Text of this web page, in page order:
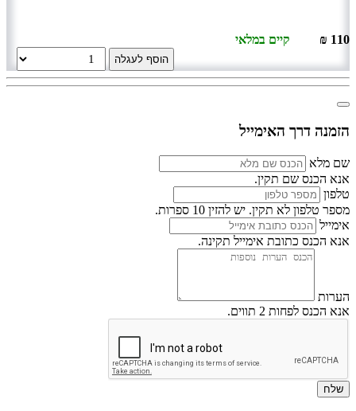
110 ₪ קיים במלאי
הוסף לעגלה
הזמנה דרך האימייל
שם מלא
אנא הכנס שם תקין.
טלפון
מספר טלפון לא תקין. יש להזין 10 ספרות.
אימייל
אנא הכנס כתובת אימייל תקינה.
הערות
אנא הכנס לפחות 2 תווים.
שלח